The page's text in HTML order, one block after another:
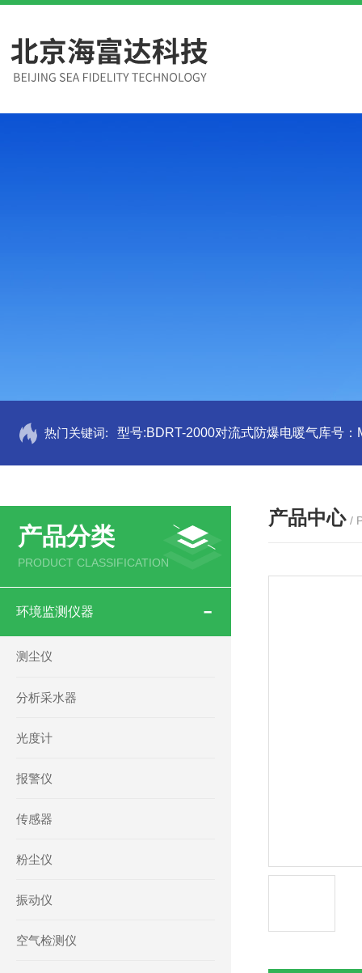
热门关键词: 型号:BDRT-2000对流式防爆电暖气库号：
产品分类
PRODUCT CLASSIFICATION
环境监测仪器
测尘仪
分析采水器
光度计
报警仪
传感器
粉尘仪
振动仪
空气检测仪
产品中心 /